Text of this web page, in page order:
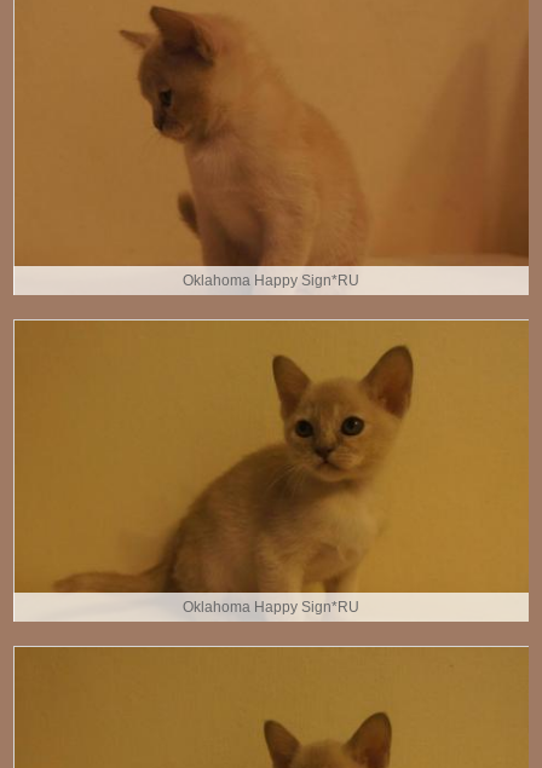
Oklahoma Happy Sign*RU
Oklahoma Happy Sign*RU